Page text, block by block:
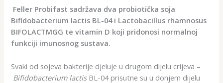
Feller Probifast sadržava dva probiotička soja
Bifidobacterium lactis BL-04 i Lactobacillus rhamnosus
BIFOLACTMGG te vitamin D koji pridonosi normalnoj
funkciji imunosnog sustava.
Svaki od sojeva bakterije djeluje u drugom dijelu crijeva –
Bifidobacterium lactisBL-04 prisutne su u donjem dijelu